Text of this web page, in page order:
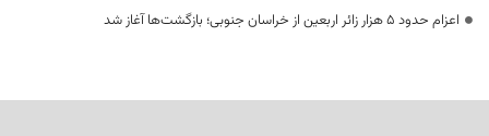
اعزام حدود 5 هزار زائر اربعین از خراسان جنوبی؛ بازگشت‌ها آغاز شد